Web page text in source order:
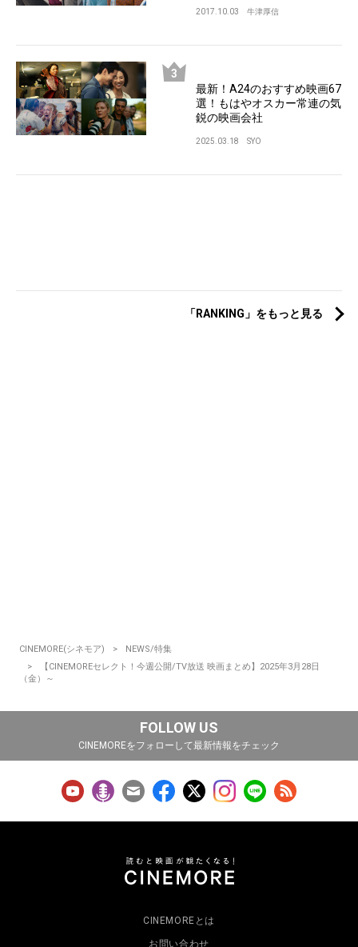
2017.10.03 牛津厚信
最新！A24のおすすめ映画67
選！もはやオスカー常連の気
鋭の映画会社
2025.03.18 SYO
「RANKING」をもっと見る
CINEMORE(シネモア)
NEWS/特集
【CINEMOREセレクト！今週公開/TV放送 映画まとめ】2025年3月28日
（金）～
FOLLOW US
CINEMOREをフォローして最新情報をチェック
CINEMOREとは
お問い合わせ